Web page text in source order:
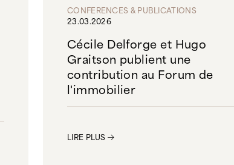
CONFERENCES & PUBLICATIONS
23.03.2026
Cécile Delforge et Hugo
Graitson publient une
contribution au Forum de
l'immobilier
LIRE PLUS